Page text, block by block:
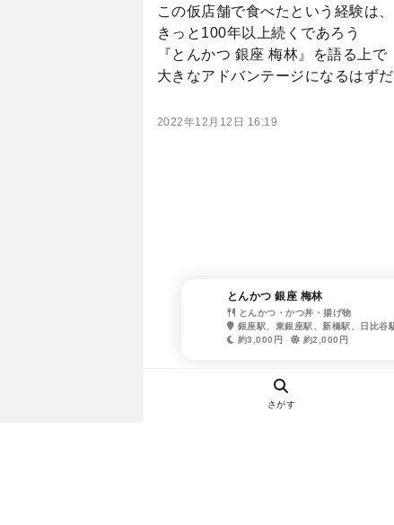
この仮店舗で食べたという経験は、
きっと100年以上続くであろう
『とんかつ 銀座 梅林』を語る上で
大きなアドバンテージになるはずだ
2022年12月12日 16:19
とんかつ 銀座 梅林
とんかつ・かつ丼・揚げ物
銀座駅、東銀座駅、新橋駅、日比谷
約3,000円
約2,000円
さがす